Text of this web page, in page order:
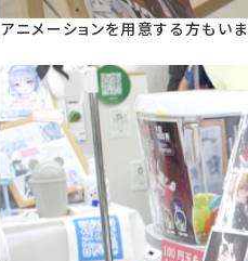
アニメーションを用意する方もい